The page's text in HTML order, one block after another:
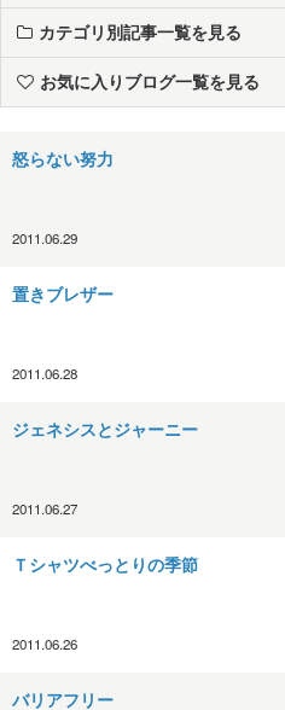
カテゴリ別記事一覧を見る
お気に入りブログ一覧を見る
怒らない努力
2011.06.29
置きブレザー
2011.06.28
ジェネシスとジャーニー
2011.06.27
Ｔシャツべっとりの季節
2011.06.26
バリアフリー